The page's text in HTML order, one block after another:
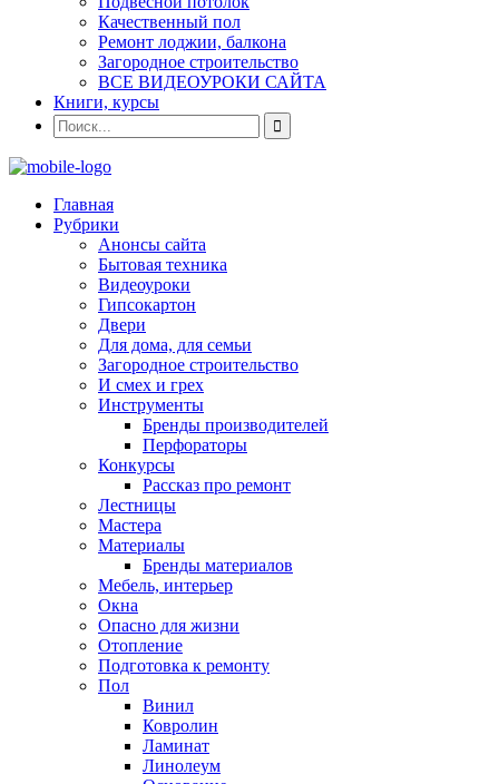
Качественный пол
Ремонт лоджии, балкона
Загородное строительство
ВСЕ ВИДЕОУРОКИ САЙТА
Книги, курсы
Главная
Рубрики
Анонсы сайта
Бытовая техника
Видеоуроки
Гипсокартон
Двери
Для дома, для семьи
Загородное строительство
И смех и грех
Инструменты
Бренды производителей
Перфораторы
Конкурсы
Рассказ про ремонт
Лестницы
Мастера
Материалы
Бренды материалов
Мебель, интерьер
Окна
Опасно для жизни
Отопление
Подготовка к ремонту
Пол
Винил
Ковролин
Ламинат
Линолеум